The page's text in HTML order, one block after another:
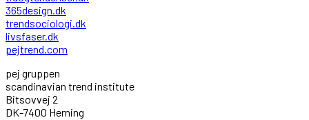
365design.dk
trendsociologi.dk
livsfaser.dk
pejtrend.com
pej gruppen
scandinavian trend institute
Bitsovvej 2
DK-7400 Herning